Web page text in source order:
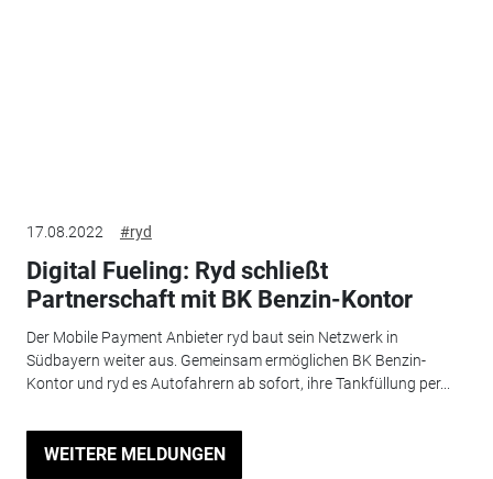
17.08.2022 #ryd
Digital Fueling: Ryd schließt
Partnerschaft mit BK Benzin-Kontor
Der Mobile Payment Anbieter ryd baut sein Netzwerk in
Südbayern weiter aus. Gemeinsam ermöglichen BK Benzin-
Kontor und ryd es Autofahrern ab sofort, ihre Tankfüllung per...
WEITERE MELDUNGEN